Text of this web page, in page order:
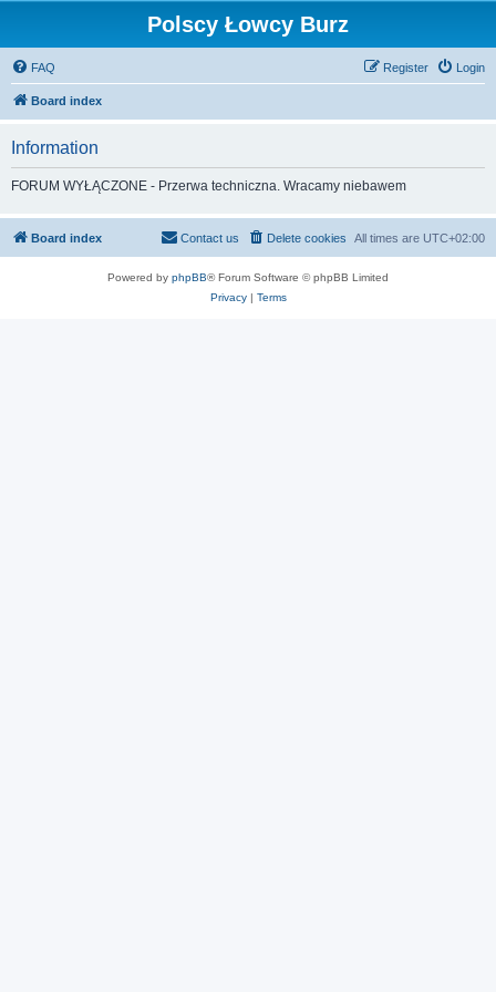
Polscy Łowcy Burz
FAQ Login
Register
Board index
Information
FORUM WYŁĄCZONE - Przerwa techniczna. Wracamy niebawem
Board index All times are UTC+02:00
Delete cookies
Contact us
Powered by phpBB® Forum Software © phpBB Limited
Privacy| Terms